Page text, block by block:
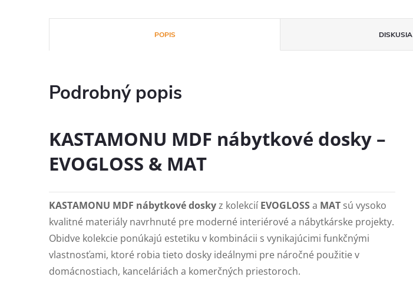
POPIS DISKUSIA
Podrobný popis
KASTAMONU MDF nábytkové dosky –
EVOGLOSS & MAT
KASTAMONU MDF nábytkové doskyz kolekcií EVOGLOSSa MAT sú vysoko
kvalitné materiály navrhnuté pre moderné interiérové a nábytkárske projekty.
Obidve kolekcie ponúkajú estetiku v kombinácii s vynikajúcimi funkčnými
vlastnosťami, ktoré robia tieto dosky ideálnymi pre náročné použitie v
domácnostiach, kanceláriách a komerčných priestoroch.